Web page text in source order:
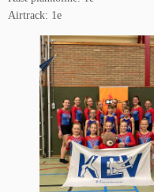
Airtrack: 1e